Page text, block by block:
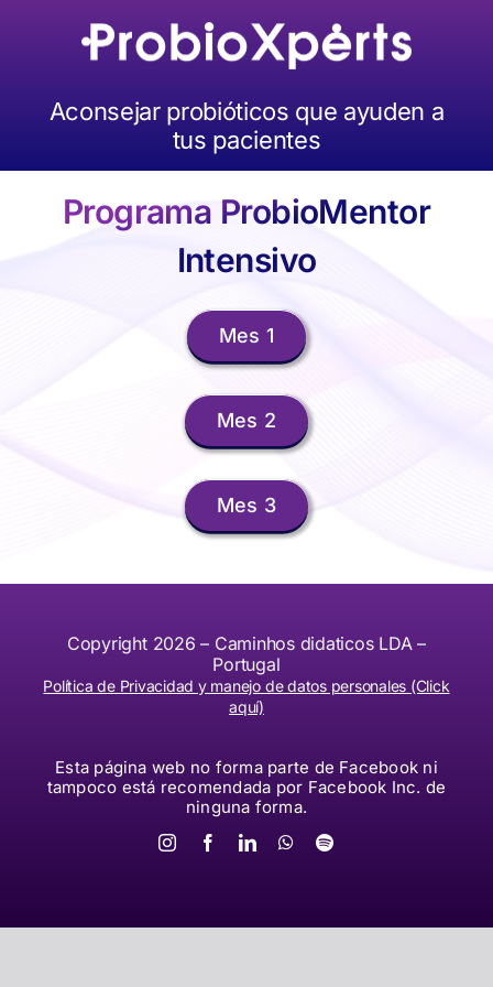
Aconsejar probióticos que ayuden a
tus pacientes
Programa ProbioMentor
Intensivo
Mes 1
Mes 2
Mes 3
Copyright 2026 – Caminhos didaticos LDA –
Portugal
Política de Privacidad y manejo de datos personales (Click
aquí)
Esta página web no forma parte de Facebook ni
tampoco está recomendada por Facebook Inc. de
ninguna forma.